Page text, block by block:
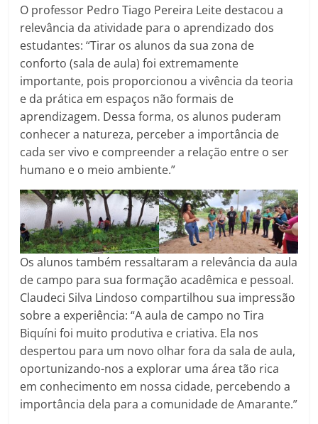
O professor Pedro Tiago Pereira Leite destacou a
relevância da atividade para o aprendizado dos
estudantes: “Tirar os alunos da sua zona de
conforto (sala de aula) foi extremamente
importante, pois proporcionou a vivência da teoria
e da prática em espaços não formais de
aprendizagem. Dessa forma, os alunos puderam
conhecer a natureza, perceber a importância de
cada ser vivo e compreender a relação entre o ser
humano e o meio ambiente.”
Os alunos também ressaltaram a relevância da aula
de campo para sua formação acadêmica e pessoal.
Claudeci Silva Lindoso compartilhou sua impressão
sobre a experiência: “A aula de campo no Tira
Biquíni foi muito produtiva e criativa. Ela nos
despertou para um novo olhar fora da sala de aula,
oportunizando-nos a explorar uma área tão rica
em conhecimento em nossa cidade, percebendo a
importância dela para a comunidade de Amarante.”